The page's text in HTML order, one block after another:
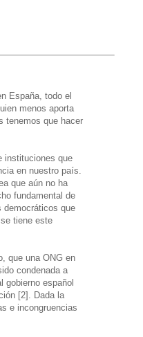
España, todo el
menos aporta
tenemos que hacer
instituciones que
en nuestro país.
que aún no ha
fundamental de
democráticos que
tiene este
que una ONG en
condenada a
gobierno español
[2]. Dada la
e incongruencias